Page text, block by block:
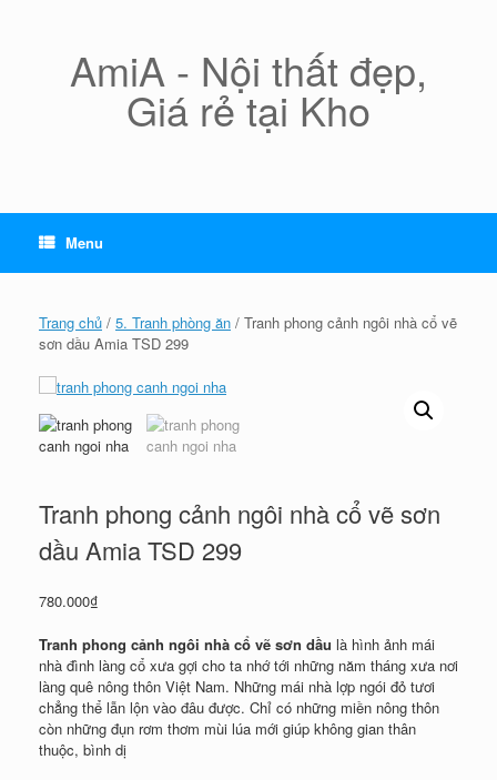
AmiA - Nội thất đẹp,
Giá rẻ tại Kho
Menu
Trang chủ / 5. Tranh phòng ăn / Tranh phong cảnh ngôi nhà cổ vẽ
sơn dầu Amia TSD 299
Tranh phong cảnh ngôi nhà cổ vẽ sơn
dầu Amia TSD 299
780.000₫
Tranh phong cảnh ngôi nhà cổ vẽ sơn dầu là hình ảnh mái
nhà đình làng cổ xưa gợi cho ta nhớ tới những năm tháng xưa nơi
làng quê nông thôn Việt Nam. Những mái nhà lợp ngói đỏ tươi
chẳng thể lẫn lộn vào đâu được. Chỉ có những miền nông thôn
còn những đụn rơm thơm mùi lúa mới giúp không gian thân
thuộc, bình dị